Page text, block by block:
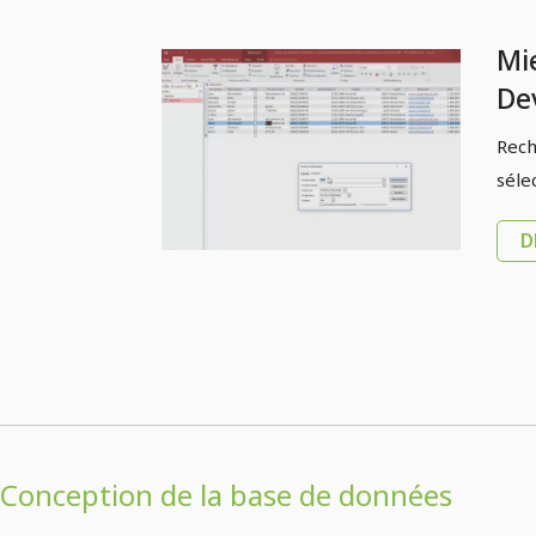
Conception de la base de données